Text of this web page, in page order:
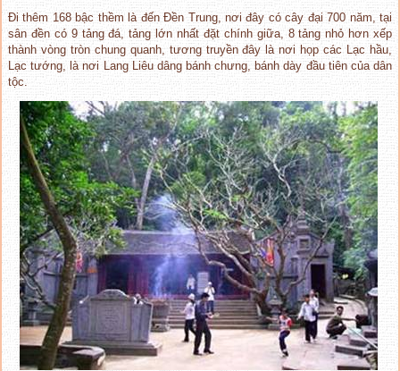
Đi thêm 168 bậc thềm là đến Đền Trung, nơi đây có cây đại 700 năm, tại
sân đền có 9 tảng đá, tảng lớn nhất đặt chính giữa, 8 tảng nhỏ hơn xếp
thành vòng tròn chung quanh, tương truyền đây là nơi họp các Lạc hầu,
Lạc tướng, là nơi Lang Liêu dâng bánh chưng, bánh dày đầu tiên của dân
tộc.